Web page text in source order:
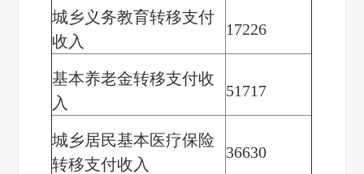
城乡义务教育转移支付
收入
17226
基本养老金转移支付收
入
51717
城乡居民基本医疗保险
转移支付收入
36630